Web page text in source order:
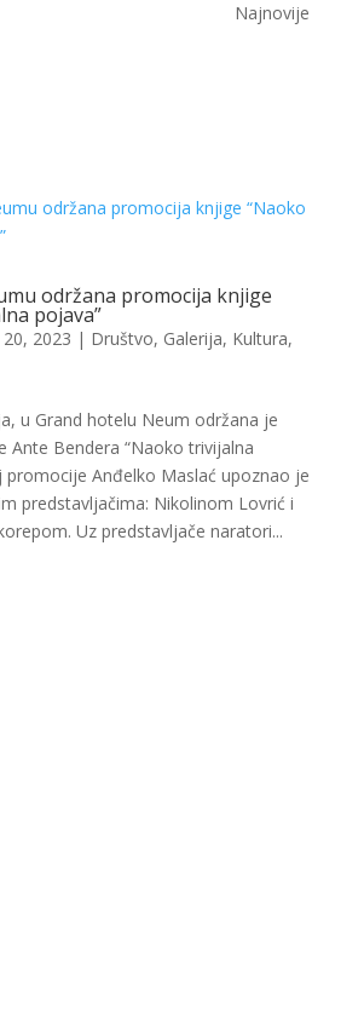
Najnovije
održana promocija knjige
pojava”
20, 2023 | Društvo, Galerija, Kultura,
u Grand hotelu Neum održana je
Ante Bendera “Naoko trivijalna
promocije Anđelko Maslać upoznao je
predstavljačima: Nikolinom Lovrić i
Uz predstavljače naratori...